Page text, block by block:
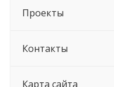
Проекты
Контакты
Карта сайта